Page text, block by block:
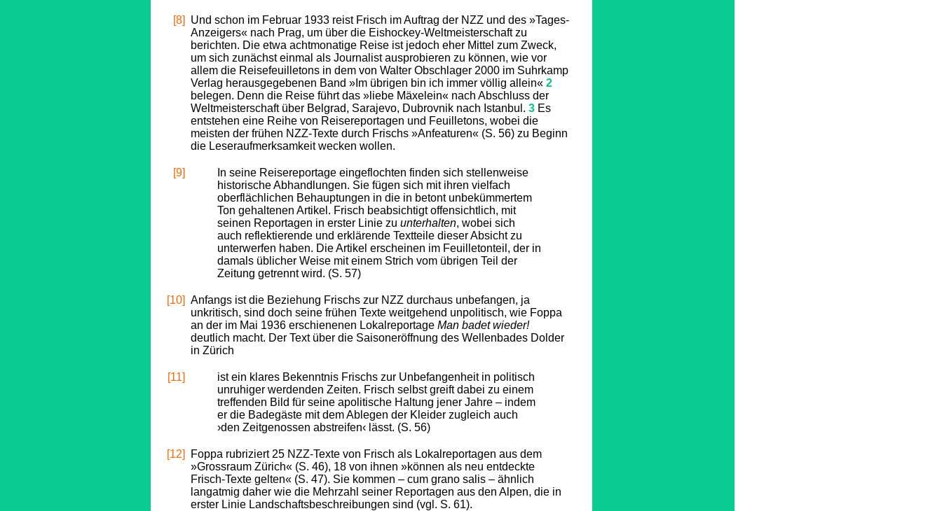
[8]
Und schon im Februar 1933 reist Frisch im Auftrag der NZZ und des »Tages-
Anzeigers« nach Prag, um über die Eishockey-Weltmeisterschaft zu
berichten. Die etwa achtmonatige Reise ist jedoch eher Mittel zum Zweck,
um sich zunächst einmal als Journalist ausprobieren zu können, wie vor
allem die Reisefeuilletons in dem von Walter Obschlager 2000 im Suhrkamp
Verlag herausgegebenen Band »Im übrigen bin ich immer völlig allein« 2
belegen. Denn die Reise führt das »liebe Mäxelein« nach Abschluss der
Weltmeisterschaft über Belgrad, Sarajevo, Dubrovnik nach Istanbul. 3 Es
entstehen eine Reihe von Reisereportagen und Feuilletons, wobei die
meisten der frühen NZZ-Texte durch Frischs »Anfeaturen« (S. 56) zu Beginn
die Leseraufmerksamkeit wecken wollen.
[9]
In seine Reisereportage eingeflochten finden sich stellenweise
historische Abhandlungen. Sie fügen sich mit ihren vielfach
oberflächlichen Behauptungen in die in betont unbekümmertem
Ton gehaltenen Artikel. Frisch beabsichtigt offensichtlich, mit
seinen Reportagen in erster Linie zu unterhalten, wobei sich
auch reflektierende und erklärende Textteile dieser Absicht zu
unterwerfen haben. Die Artikel erscheinen im Feuilletonteil, der in
damals üblicher Weise mit einem Strich vom übrigen Teil der
Zeitung getrennt wird. (S. 57)
[10] Anfangs ist die Beziehung Frischs zur NZZ durchaus unbefangen, ja
unkritisch, sind doch seine frühen Texte weitgehend unpolitisch, wie Foppa
an der im Mai 1936 erschienenen Lokalreportage Man badet wieder!
deutlich macht. Der Text über die Saisoneröffnung des Wellenbades Dolder
in Zürich
[11]
ist ein klares Bekenntnis Frischs zur Unbefangenheit in politisch
unruhiger werdenden Zeiten. Frisch selbst greift dabei zu einem
treffenden Bild für seine apolitische Haltung jener Jahre – indem
er die Badegäste mit dem Ablegen der Kleider zugleich auch
›den Zeitgenossen abstreifen‹ lässt. (S. 56)
[12]
Foppa rubriziert 25 NZZ-Texte von Frisch als Lokalreportagen aus dem
»Grossraum Zürich« (S. 46), 18 von ihnen »können als neu entdeckte
Frisch-Texte gelten« (S. 47). Sie kommen – cum grano salis – ähnlich
langatmig daher wie die Mehrzahl seiner Reportagen aus den Alpen, die in
erster Linie Landschaftsbeschreibungen sind (vgl. S. 61).